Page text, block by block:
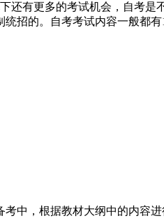
还有更多的考试机会，自考是
招的。自考考试内容一般都
中，根据教材大纲中的内容